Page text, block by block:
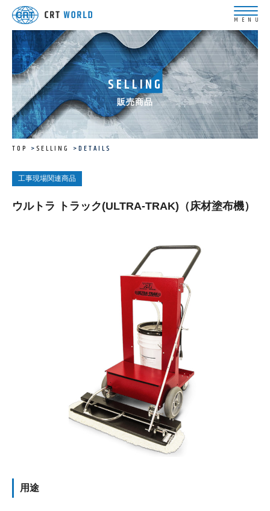
SELLING
販売商品
TOP SELLING DETAILS
工事現場関連商品
ウルトラ トラック(ULTRA-TRAK)（床材塗布機）
用途